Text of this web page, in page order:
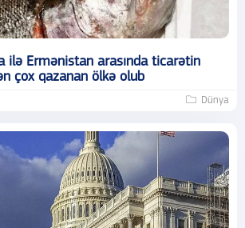
ilə Ermənistan arasında ticarətin
çox qazanan ölkə olub
Dünya